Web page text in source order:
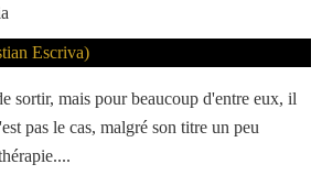
sortir, mais pour beaucoup d'entre eux, il
pas le cas, malgré son titre un peu